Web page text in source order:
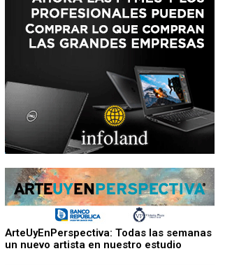
ArteUyEnPerspectiva: Todas las semanas
un nuevo artista en nuestro estudio